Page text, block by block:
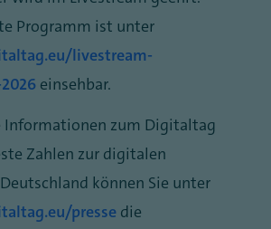
Programm ist unter
livestream-
einsehbar.
Informationen zum Digitaltag
Zahlen zur digitalen
können Sie unter
presse die